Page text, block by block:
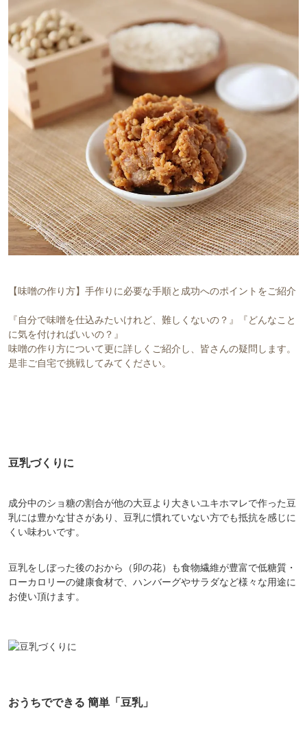
【味噌の作り方】手作りに必要な手順と成功へのポイントをご紹介
『自分で味噌を仕込みたいけれど、難しくないの？』『どんなこと
に気を付ければいいの？』
味噌の作り方について更に詳しくご紹介し、皆さんの疑問します。
是非ご自宅で挑戦してみてください。
豆乳づくりに
成分中のショ糖の割合が他の大豆より大きいユキホマレで作った豆
乳には豊かな甘さがあり、豆乳に慣れていない方でも抵抗を感じに
くい味わいです。
豆乳をしぼった後のおから（卯の花）も食物繊維が豊富で低糖質・
ローカロリーの健康食材で、ハンバーグやサラダなど様々な用途に
お使い頂けます。
おうちでできる 簡単「豆乳」
今すぐ使える300